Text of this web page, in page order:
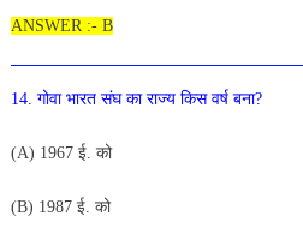
ANSWER :- B
14. गोवा भारत संघ का राज्य किस वर्ष बना?
(A) 1967 ई. को
(B) 1987 ई. को